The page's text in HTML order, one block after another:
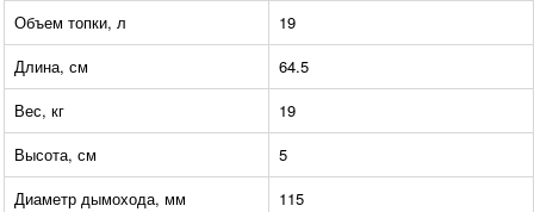
Объем топки, л
19
Длина, см
64.5
Вес, кг
19
Высота, см
5
Диаметр дымохода, мм
115